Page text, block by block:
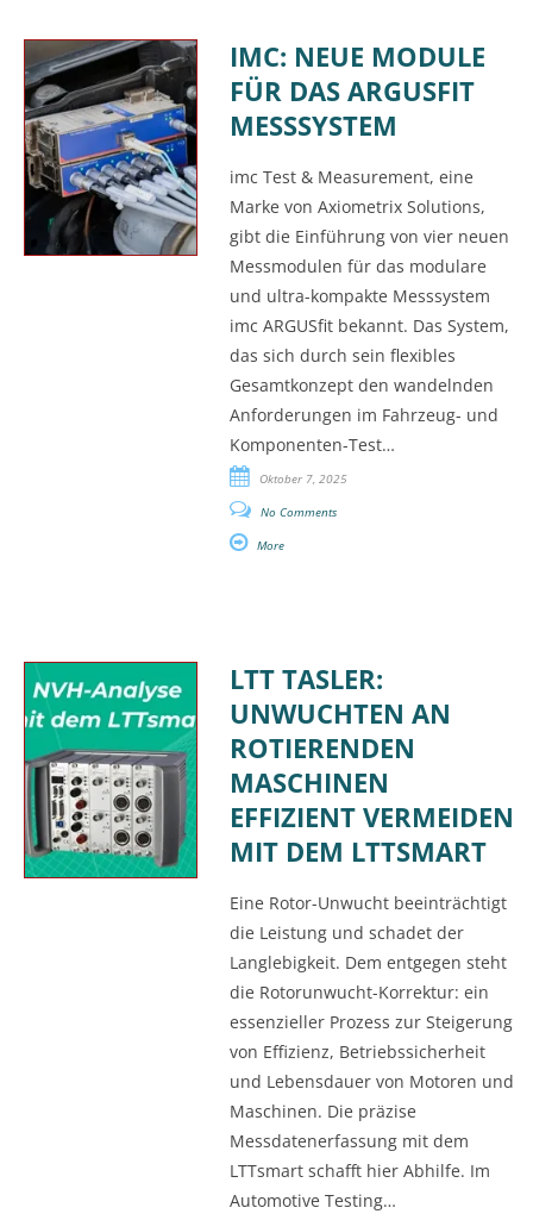
IMC: NEUE MODULE
FÜR DAS ARGUSFIT
MESSSYSTEM
imc Test & Measurement, eine
Marke von Axiometrix Solutions,
gibt die Einführung von vier neuen
Messmodulen für das modulare
und ultra-kompakte Messsystem
imc ARGUSfit bekannt. Das System,
das sich durch sein flexibles
Gesamtkonzept den wandelnden
Anforderungen im Fahrzeug- und
Komponenten-Test…
Oktober 7, 2025
No Comments
More
LTT TASLER:
UNWUCHTEN AN
ROTIERENDEN
MASCHINEN
EFFIZIENT VERMEIDEN
MIT DEM LTTSMART
Eine Rotor-Unwucht beeinträchtigt
die Leistung und schadet der
Langlebigkeit. Dem entgegen steht
die Rotorunwucht-Korrektur: ein
essenzieller Prozess zur Steigerung
von Effizienz, Betriebssicherheit
und Lebensdauer von Motoren und
Maschinen. Die präzise
Messdatenerfassung mit dem
LTTsmart schafft hier Abhilfe. Im
Automotive Testing…